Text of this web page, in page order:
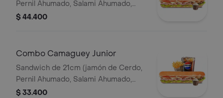
Pernil Ahumado, Salami Ahumado,
Tomate, Pepinillos Agridulces, Queso
$ 44.400
Combo Camaguey Junior
Sandwich de 21cm (jamón de Cerdo,
Pernil Ahumado, Salami Ahumado,
Tomate, Pepinillos Agridulces, Queso
$ 33.400